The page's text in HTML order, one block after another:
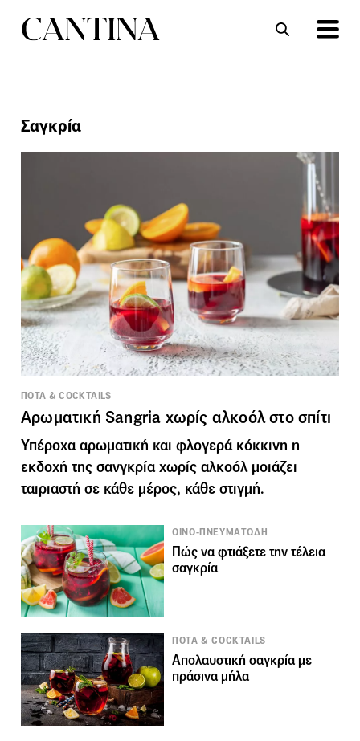
Σαγκρία
ΠΟΤΑ & COCKTAILS
Αρωματική Sangria χωρίς αλκοόλ στο σπίτι
Υπέροχα αρωματική και φλογερά κόκκινη η
εκδοχή της σανγκρία χωρίς αλκοόλ μοιάζει
ταιριαστή σε κάθε μέρος, κάθε στιγμή.
ΟΙΝΟ-ΠΝΕΥΜΑΤΩΔΗ
Πώς να φτιάξετε την τέλεια
σαγκρία
ΠΟΤΑ & COCKTAILS
Απολαυστική σαγκρία με
πράσινα μήλα